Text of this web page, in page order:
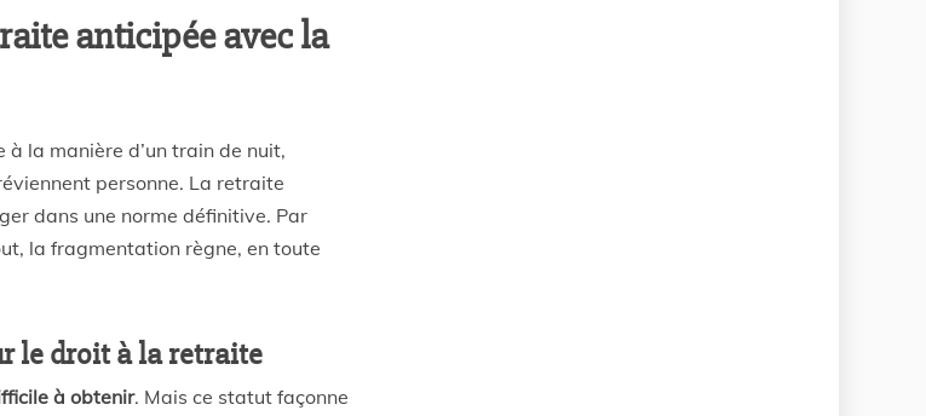
anticipée avec la
la manière d’un train de nuit,
personne. La retraite
dans une norme définitive. Par
la fragmentation règne, en toute
le droit à la retraite
à obtenir. Mais ce statut façonne